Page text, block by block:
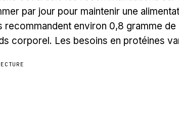
par jour pour maintenir une
recommandent environ 0,8 gramme
corporel. Les besoins en protéines